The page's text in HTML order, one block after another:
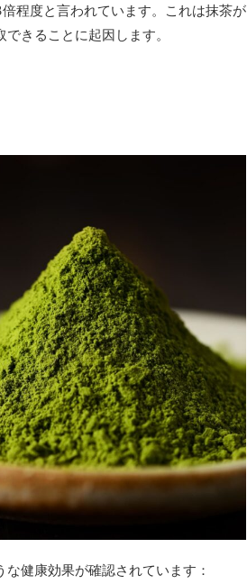
程度と言われています。これは抹茶が
きることに起因します。
健康効果が確認されています：